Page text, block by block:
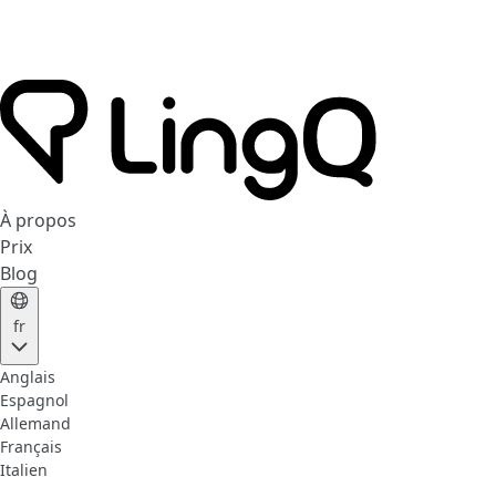
À propos
Prix
Blog
fr
Anglais
Espagnol
Allemand
Français
Italien